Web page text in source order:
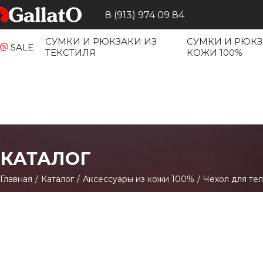
8 (913) 974 09 84
SALE
СУМКИ И РЮКЗАКИ ИЗ
ТЕКСТИЛЯ
СУМКИ И
КОЖИ 100%
КАТАЛОГ
Главная / Каталог / Аксессуары из кожи 100% / Чехол для